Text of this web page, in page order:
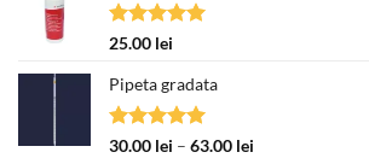
Evaluat la
25.00 lei
Pipeta gradata
Evaluat la
30.00 lei – 63.00 lei